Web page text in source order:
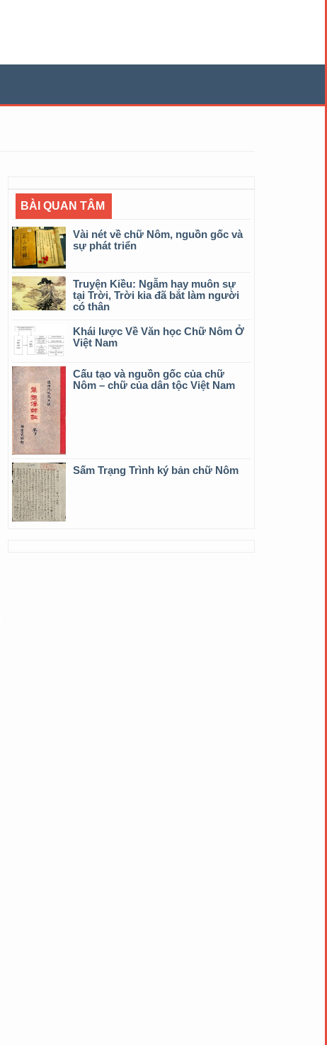
BÀI QUAN TÂM
Vài nét về chữ Nôm, nguồn gốc và
sự phát triển
Truyện Kiều: Ngẫm hay muôn sự
tại Trời, Trời kia đã bắt làm người
có thân
Khái lược Về Văn học Chữ Nôm Ở
Việt Nam
Cấu tạo và nguồn gốc của chữ
Nôm – chữ của dân tộc Việt Nam
Sấm Trạng Trình ký bản chữ Nôm